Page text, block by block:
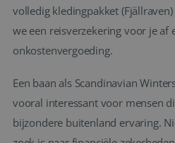
volledig kledingpakket
we een reisverzekering voor je af
onkostenvergoeding.
Een baan als Scandinavian
vooral interessant voor mensen
bijzondere buitenland ervaring.